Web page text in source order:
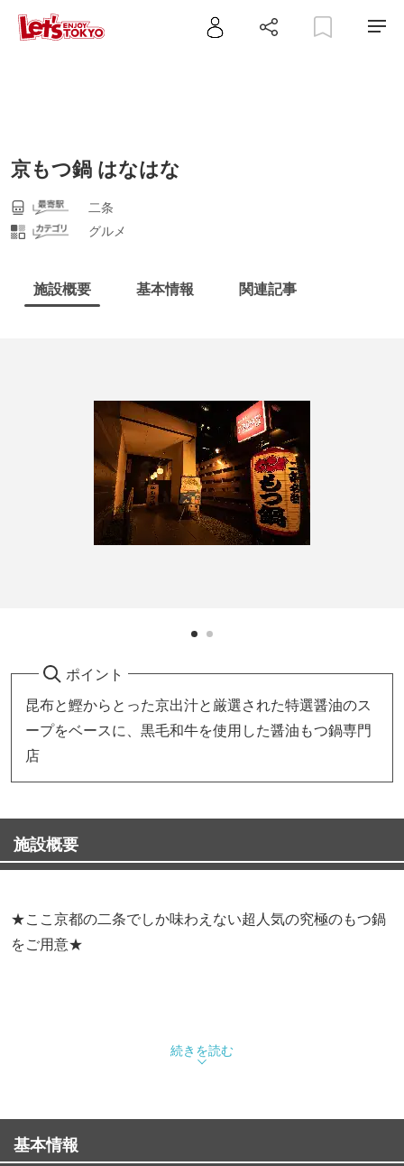
京もつ鍋 はなはな
二条
グルメ
施設概要 基本情報 関連記事
ポイント
昆布と鰹からとった京出汁と厳選された特選醤油のス
ープをベースに、黒毛和牛を使用した醤油もつ鍋専門
店
施設概要
★ここ京都の二条でしか味わえない超人気の究極のもつ鍋
をご用意★
二条駅徒歩1分。初夏にぴったりの「京山椒もつ鍋」「辛
鍋」「カレーもつ鍋」が登場！ぷりぷりの新鮮な黒毛和牛
に。歓迎会・仕事帰り・夏のスタミナ飯にもぜひ「京もつ
鍋はなはな」へ。
続きを読む
基本情報